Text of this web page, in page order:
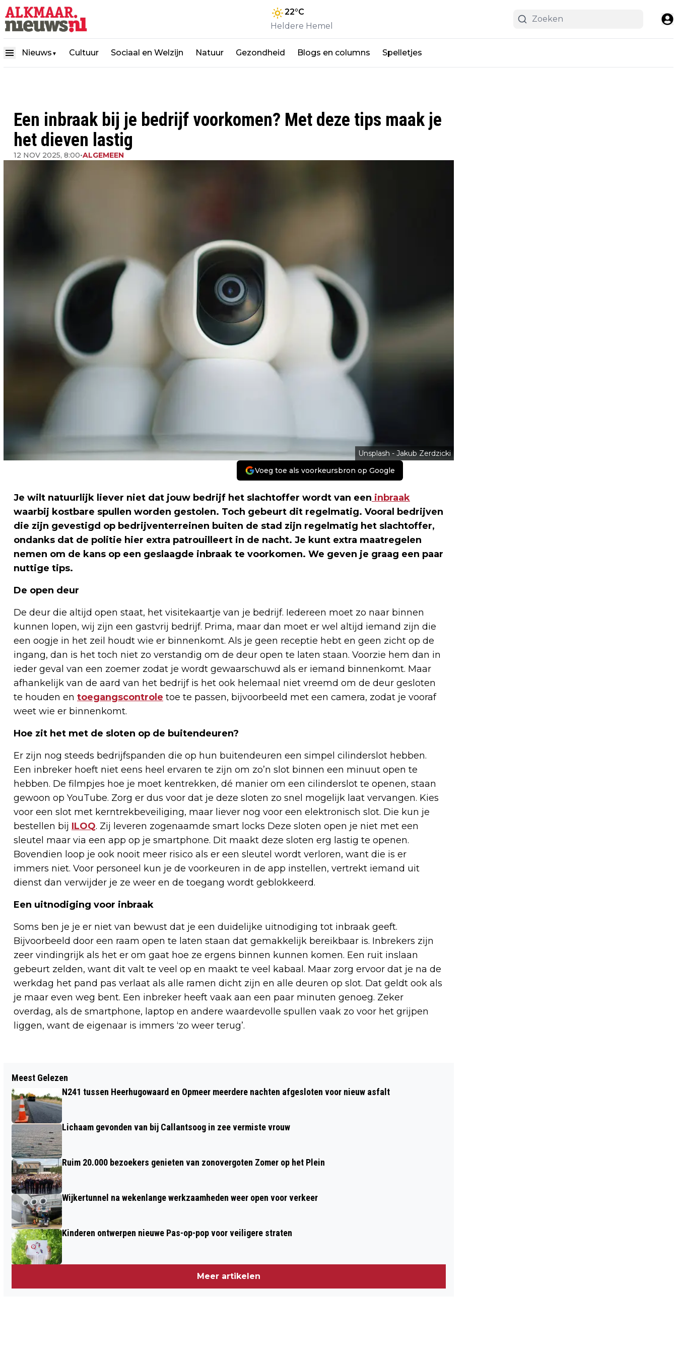
22°C
Heldere Hemel
Nieuws ▼ Cultuur Sociaal en Welzijn Natuur Gezondheid Blogs en columns Spelletjes
Een inbraak bij je bedrijf voorkomen? Met deze tips maak je
het dieven lastig
12 NOV 2025, 8:00•ALGEMEEN
Unsplash - Jakub Zerdzicki
Voeg toe als voorkeursbron op Google
Je wilt natuurlijk liever niet dat jouw bedrijf het slachtoffer wordt van een inbraak
waarbij kostbare spullen worden gestolen. Toch gebeurt dit regelmatig. Vooral bedrijven
die zijn gevestigd op bedrijventerreinen buiten de stad zijn regelmatig het slachtoffer,
ondanks dat de politie hier extra patrouilleert in de nacht. Je kunt extra maatregelen
nemen om de kans op een geslaagde inbraak te voorkomen. We geven je graag een paar
nuttige tips.
De open deur
De deur die altijd open staat, het visitekaartje van je bedrijf. Iedereen moet zo naar binnen
kunnen lopen, wij zijn een gastvrij bedrijf. Prima, maar dan moet er wel altijd iemand zijn die
een oogje in het zeil houdt wie er binnenkomt. Als je geen receptie hebt en geen zicht op de
ingang, dan is het toch niet zo verstandig om de deur open te laten staan. Voorzie hem dan in
ieder geval van een zoemer zodat je wordt gewaarschuwd als er iemand binnenkomt. Maar
afhankelijk van de aard van het bedrijf is het ook helemaal niet vreemd om de deur gesloten
te houden en toegangscontrole toe te passen, bijvoorbeeld met een camera, zodat je vooraf
weet wie er binnenkomt.
Hoe zit het met de sloten op de buitendeuren?
Er zijn nog steeds bedrijfspanden die op hun buitendeuren een simpel cilinderslot hebben.
Een inbreker hoeft niet eens heel ervaren te zijn om zo’n slot binnen een minuut open te
hebben. De filmpjes hoe je moet kentrekken, dé manier om een cilinderslot te openen, staan
gewoon op YouTube. Zorg er dus voor dat je deze sloten zo snel mogelijk laat vervangen. Kies
voor een slot met kerntrekbeveiliging, maar liever nog voor een elektronisch slot. Die kun je
bestellen bij ILOQ. Zij leveren zogenaamde smart locks Deze sloten open je niet met een
sleutel maar via een app op je smartphone. Dit maakt deze sloten erg lastig te openen.
Bovendien loop je ook nooit meer risico als er een sleutel wordt verloren, want die is er
immers niet. Voor personeel kun je de voorkeuren in de app instellen, vertrekt iemand uit
dienst dan verwijder je ze weer en de toegang wordt geblokkeerd.
Een uitnodiging voor inbraak
Soms ben je je er niet van bewust dat je een duidelijke uitnodiging tot inbraak geeft.
Bijvoorbeeld door een raam open te laten staan dat gemakkelijk bereikbaar is. Inbrekers zijn
zeer vindingrijk als het er om gaat hoe ze ergens binnen kunnen komen. Een ruit inslaan
gebeurt zelden, want dit valt te veel op en maakt te veel kabaal. Maar zorg ervoor dat je na de
werkdag het pand pas verlaat als alle ramen dicht zijn en alle deuren op slot. Dat geldt ook als
je maar even weg bent. Een inbreker heeft vaak aan een paar minuten genoeg. Zeker
overdag, als de smartphone, laptop en andere waardevolle spullen vaak zo voor het grijpen
liggen, want de eigenaar is immers ‘zo weer terug’.
WONINGBRAND AAN POPULIERENLAAN
IN HEERHUGOWAARD SNEL ONDER
CONTROLE
IN ALKMAAR
Meest Gelezen
N241 tussen Heerhugowaard en Opmeer meerdere nachten afgesloten voor nieuw asfalt
Lichaam gevonden van bij Callantsoog in zee vermiste vrouw
Ruim 20.000 bezoekers genieten van zonovergoten Zomer op het Plein
Wijkertunnel na wekenlange werkzaamheden weer open voor verkeer
Kinderen ontwerpen nieuwe Pas-op-pop voor veiligere straten
Meer artikelen